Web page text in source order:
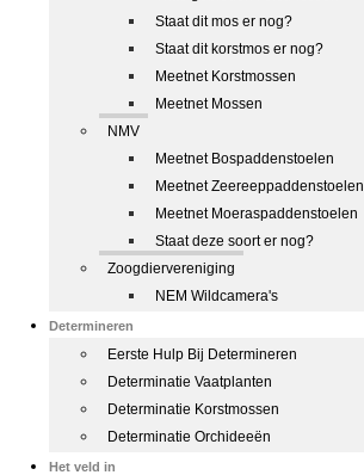
Staat dit mos er nog?
Staat dit korstmos er nog?
Meetnet Korstmossen
Meetnet Mossen
NMV
Meetnet Bospaddenstoelen
Meetnet Zeereeppaddenstoelen
Meetnet Moeraspaddenstoelen
Staat deze soort er nog?
Zoogdiervereniging
NEM Wildcamera's
Determineren
Eerste Hulp Bij Determineren
Determinatie Vaatplanten
Determinatie Korstmossen
Determinatie Orchideeën
Het veld in